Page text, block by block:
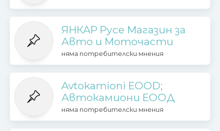
ЯНКАР Русе Магазин за
Авто и Моточасти
няма потребителски мнения
Avtokamioni EOOD;
Автокамиони ЕООД
няма потребителски мнения